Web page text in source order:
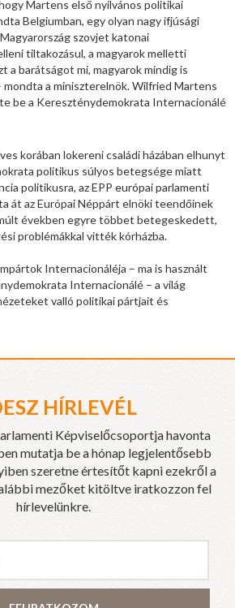
Martens első nyilvános politikai
Belgiumban, egy olyan nagy ifjúsági
szovjet katonai
tiltakozásul, a magyarok melletti
a barátságot mi, magyarok mindig is
a miniszterelnök. Wilfried Martens
be a Kereszténydemokrata Internacionálé
korában lokereni családi házában elhunyt
politikus súlyos betegsége miatt
politikusra, az EPP európai parlamenti
át az Európai Néppárt elnöki teendőinek
években egyre többet betegeskedett,
problémákkal vitték kórházba.
Internacionáléja – ma is használt
Internacionálé – a világ
valló politikai pártjait és
HÍRLEVÉL
Képviselőcsoportja havonta
mutatja be a hónap legjelentősebb
szeretne értesítőt kapni ezekről a
mezőket kitöltve iratkozzon fel
hírlevelünkre.